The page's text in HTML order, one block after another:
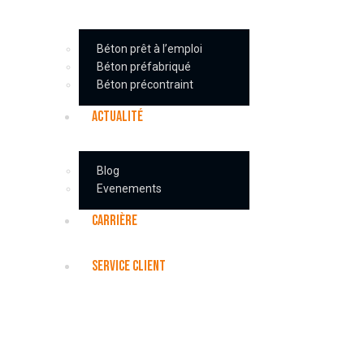
Béton prêt à l’emploi
Béton préfabriqué
Béton précontraint
ACTUALITÉ
Blog
Evenements
CARRIÈRE
SERVICE CLIENT